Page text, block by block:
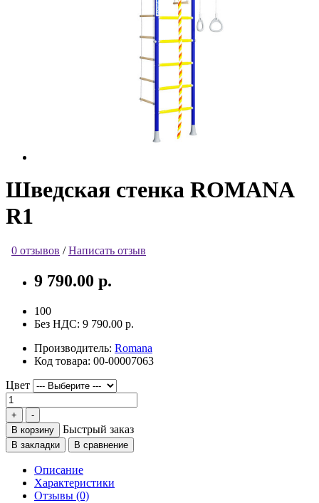
Шведская стенка ROMANA
R1
0 отзывов /Написать отзыв
9 790.00 р.
100
Без НДС: 9 790.00 р.
Производитель: Romana
Код товара: 00-00007063
Цвет
В корзину Быстрый заказ
В закладки В сравнение
Описание
Характеристики
Отзывы (0)